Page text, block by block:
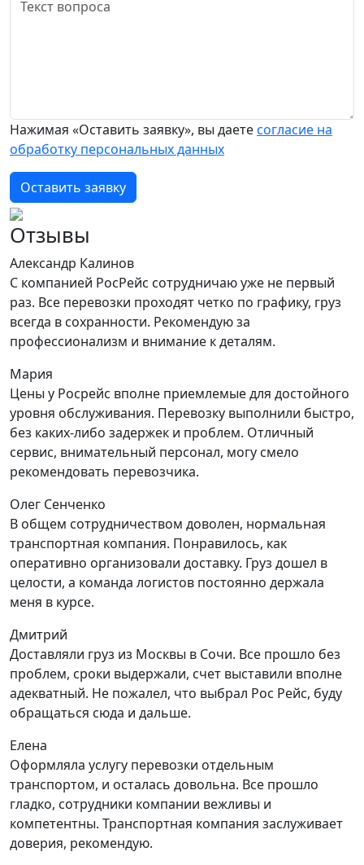
Нажимая «Оставить заявку», вы даетесогласие на
обработку персональных данных
Оставить заявку
Отзывы
Александр Калинов
С компанией РосРейс сотрудничаю уже не первый
раз. Все перевозки проходят четко по графику, груз
всегда в сохранности. Рекомендую за
профессионализм и внимание к деталям.
Мария
Цены у Росрейс вполне приемлемые для достойного
уровня обслуживания. Перевозку выполнили быстро,
без каких-либо задержек и проблем. Отличный
сервис, внимательный персонал, могу смело
рекомендовать перевозчика.
Олег Сенченко
В общем сотрудничеством доволен, нормальная
транспортная компания. Понравилось, как
оперативно организовали доставку. Груз дошел в
целости, а команда логистов постоянно держала
меня в курсе.
Дмитрий
Доставляли груз из Москвы в Сочи. Все прошло без
проблем, сроки выдержали, счет выставили вполне
адекватный. Не пожалел, что выбрал Рос Рейс, буду
обращаться сюда и дальше.
Елена
Оформляла услугу перевозки отдельным
транспортом, и осталась довольна. Все прошло
гладко, сотрудники компании вежливы и
компетентны. Транспортная компания заслуживает
доверия, рекомендую.